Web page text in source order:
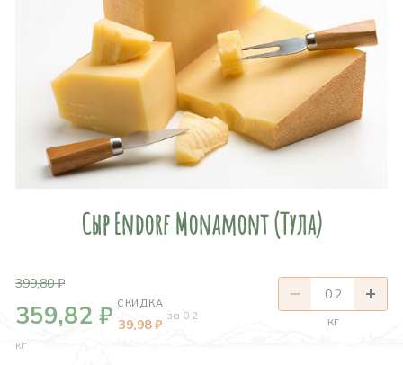
Сыр Endorf Monamont (Тула)
399,80 ₽
359,82 ₽ СКИДКА
39,98 ₽
за 0.2
кг
кг